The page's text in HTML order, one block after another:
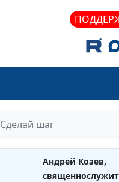
Сделай шаг
Андрей Козев,
Андрей Козев,
Андрей Козев,